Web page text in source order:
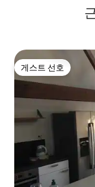
게스트 선호
게스트 선호